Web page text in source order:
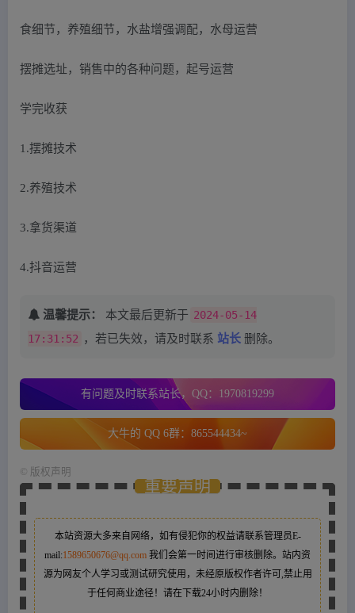
食细节，养殖细节，水盐增强调配，水母运营
摆摊选址，销售中的各种问题，起号运营
学完收获
1.摆摊技术
2.养殖技术
3.拿货渠道
4.抖音运营
温馨提示： 本文最后更新于 2024-05-14
17:31:52
，若已失效，请及时联系 站长 删除。
有问题及时联系站长，QQ：1970819299
大牛的 QQ 6群：865544434~
版权声明
重要声明
本站资源大多来自网络，如有侵犯你的权益请联系管理员E-
mail:1589650676@qq.com 我们会第一时间进行审核删除。站内资
源为网友个人学习或测试研究使用，未经原版权作者许可,禁止用
于任何商业途径！请在下载24小时内删除！